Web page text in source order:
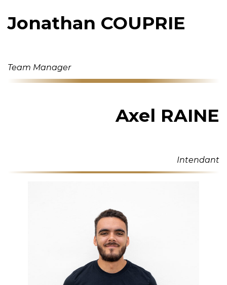
Jonathan COUPRIE
Team Manager
Axel RAINE
Intendant